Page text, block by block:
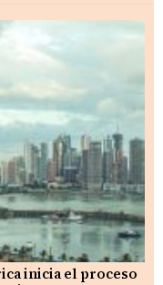
inicia el proceso